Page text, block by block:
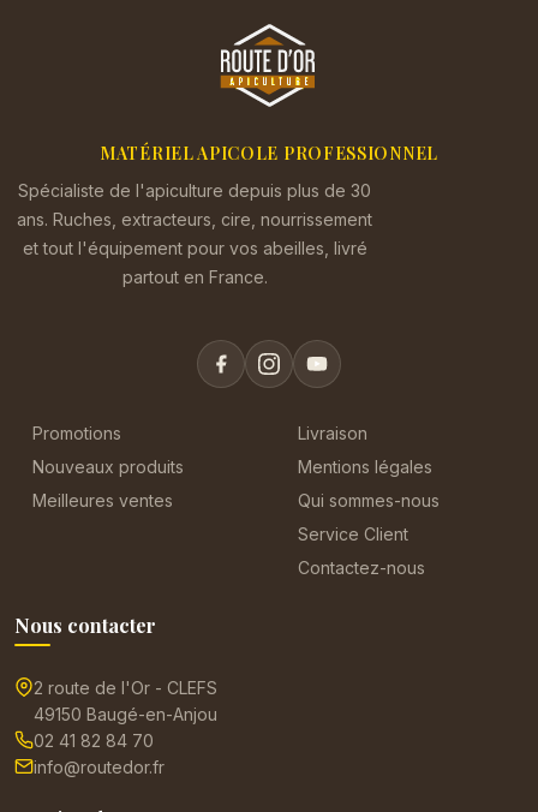
MATÉRIEL APICOLE PROFESSIONNEL
Spécialiste de l'apiculture depuis plus de 30
ans. Ruches, extracteurs, cire, nourrissement
et tout l'équipement pour vos abeilles, livré
partout en France.
Promotions
Nouveaux produits
Meilleures ventes
Livraison
Mentions légales
Qui sommes-nous
Service Client
Contactez-nous
Nous contacter
2 route de l'Or - CLEFS
49150 Baugé-en-Anjou
02 41 82 84 70
info@routedor.fr